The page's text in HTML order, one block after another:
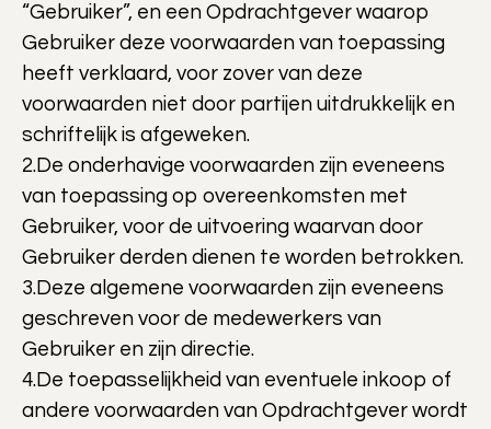
“Gebruiker”, en een Opdrachtgever waarop
Gebruiker deze voorwaarden van toepassing
heeft verklaard, voor zover van deze
voorwaarden niet door partijen uitdrukkelijk en
schriftelijk is afgeweken.
2.De onderhavige voorwaarden zijn eveneens
van toepassing op overeenkomsten met
Gebruiker, voor de uitvoering waarvan door
Gebruiker derden dienen te worden betrokken.
3.Deze algemene voorwaarden zijn eveneens
geschreven voor de medewerkers van
Gebruiker en zijn directie.
4.De toepasselijkheid van eventuele inkoop­ of
andere voorwaarden van Opdrachtgever wordt